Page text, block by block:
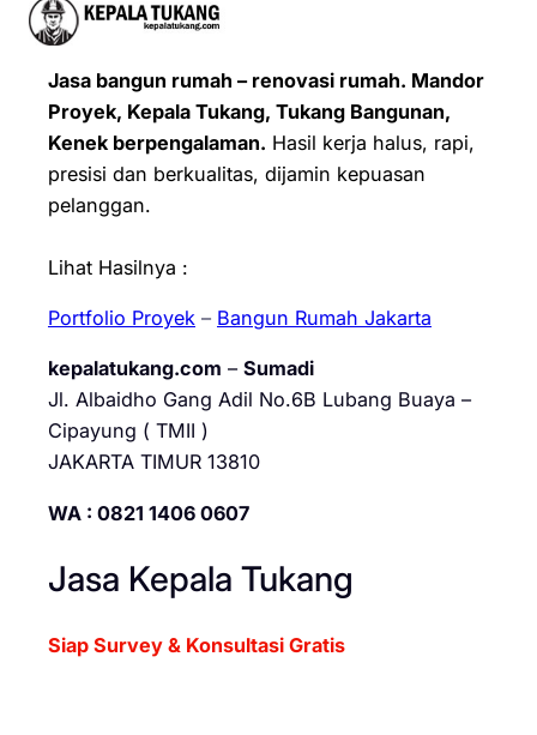
Jasa bangun rumah – renovasi rumah. Mandor
Proyek, Kepala Tukang, Tukang Bangunan,
Kenek berpengalaman. Hasil kerja halus, rapi,
presisi dan berkualitas, dijamin kepuasan
pelanggan.
Lihat Hasilnya :
Portfolio Proyek – Bangun Rumah Jakarta
kepalatukang.com – Sumadi
Jl. Albaidho Gang Adil No.6B Lubang Buaya –
Cipayung ( TMII )
JAKARTA TIMUR 13810
WA : 0821 1406 0607
Jasa Kepala Tukang
Siap Survey & Konsultasi Gratis